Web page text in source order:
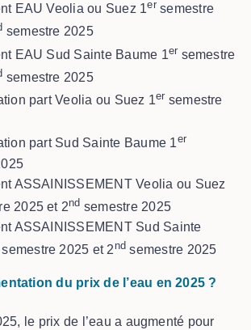
EAU Veolia ou Suez 1er semestre
semestre 2025
EAU Sud Sainte Baume 1er semestre
semestre 2025
part Veolia ou Suez 1er semestre
part Sud Sainte Baume 1er
ASSAINISSEMENT Veolia ou Suez
2025 et 2nd semestre 2025
ASSAINISSEMENT Sud Sainte
semestre 2025 et 2nd semestre 2025
du prix de l’eau en 2025 ?
le prix de l’eau a augmenté pour